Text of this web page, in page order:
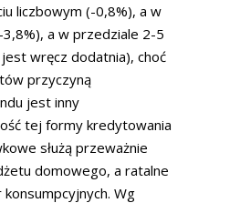
liczbowym (-0,8%), a w
a w przedziale 2-5
jest wręcz dodatnia), choć
przyczyną
jest inny
tej formy kredytowania
służą przeważnie
domowego, a ratalne
Wg